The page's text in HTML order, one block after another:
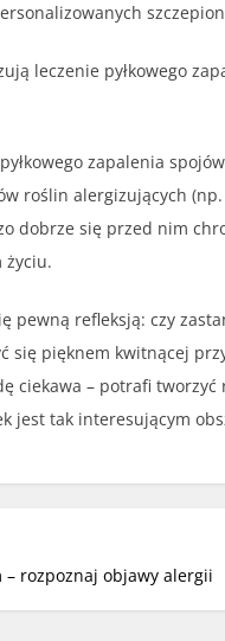
leczenie pyłkowego
zapalenia
roślin alergizujących
dobrze się przed nim
życiu.
pewną refleksją: czy
się pięknem kwitnącej
ciekawa – potrafi
jest tak interesującym
– rozpoznaj objawy alergii